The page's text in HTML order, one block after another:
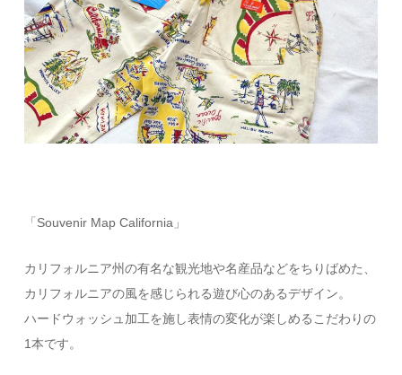
「Souvenir Map California」
カリフォルニア州の有名な観光地や名産品などをちりばめた、
カリフォルニアの風を感じられる遊び心のあるデザイン。
ハードウォッシュ加工を施し表情の変化が楽しめるこだわりの
1本です。